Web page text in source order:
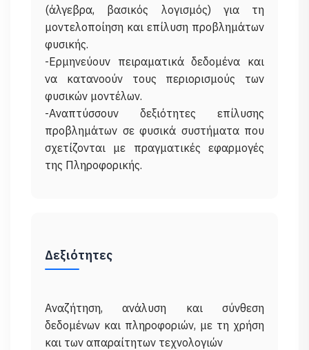
(άλγεβρα, βασικός λογισμός) για τη
μοντελοποίηση και επίλυση προβλημάτων
φυσικής.
-Ερμηνεύουν πειραματικά δεδομένα και
να κατανοούν τους περιορισμούς των
φυσικών μοντέλων.
-Αναπτύσσουν δεξιότητες επίλυσης
προβλημάτων σε φυσικά συστήματα που
σχετίζονται με πραγματικές εφαρμογές
Δεξιότητες
Αναζήτηση, ανάλυση και σύνθεση
δεδομένων και πληροφοριών, με τη χρήση
και των απαραίτητων τεχνολογιών